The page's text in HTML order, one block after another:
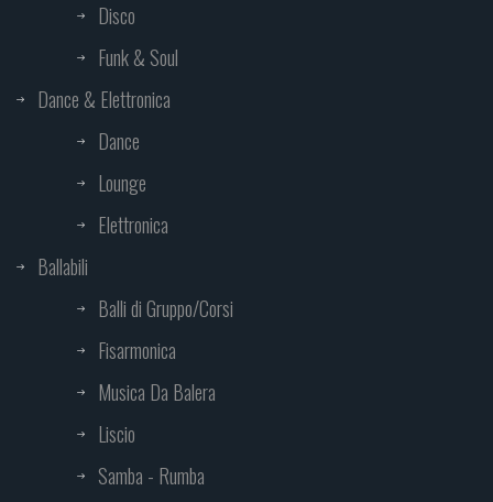
Disco
Funk & Soul
Dance & Elettronica
Dance
Lounge
Elettronica
Ballabili
Balli di Gruppo/Corsi
Fisarmonica
Musica Da Balera
Liscio
Samba - Rumba